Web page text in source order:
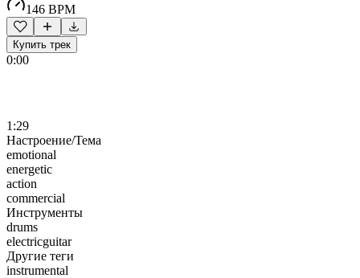
146 BPM
Купить трек
0:00
1:29
Настроение/Тема
emotional
energetic
action
commercial
Инструменты
drums
electricguitar
Другие теги
instrumental